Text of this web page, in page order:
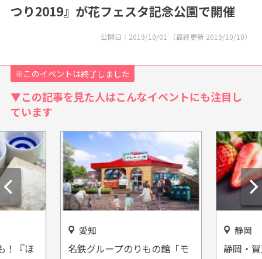
つり2019』が花フェスタ記念公園で開催
公開日： 2019/10/01 （最終更新 2019/10/10）
※このイベントは終了しました
▼この記事を見た人はこんなイベントにも注目し
ています
館「モ
静岡
静岡・賀茂郡【いちごらんど
愛知
『「こ